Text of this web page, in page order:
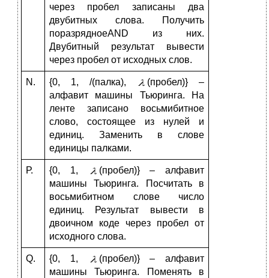
через пробел записаны два
двубитных слова. Получить
поразрядноеAND из них.
Двубитный результат вывести
через пробел от исходных слов.
N. {0, 1, /(палка),
(пробел)} –
алфавит машины Тьюринга. На
ленте записано восьмибитное
слово, состоящее из нулей и
единиц. Заменить в слове
единицы палками.
Р. {0, 1,
(пробел)} – алфавит
машины Тьюринга. Посчитать в
восьмибитном слове число
единиц. Результат вывести в
двоичном коде через пробел от
исходного слова.
Q. {0, 1,
(пробел)} – алфавит
машины Тьюринга. Поменять в